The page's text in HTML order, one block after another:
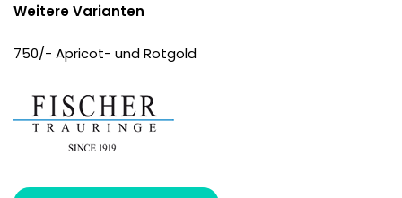
Weitere Varianten
750/- Apricot- und Rotgold